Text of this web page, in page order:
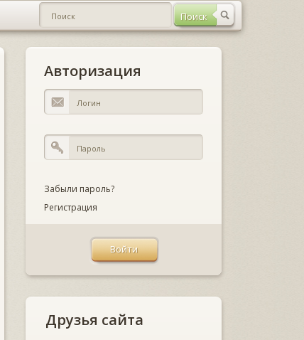
Авторизация
Забыли пароль?
Регистрация
Друзья сайта